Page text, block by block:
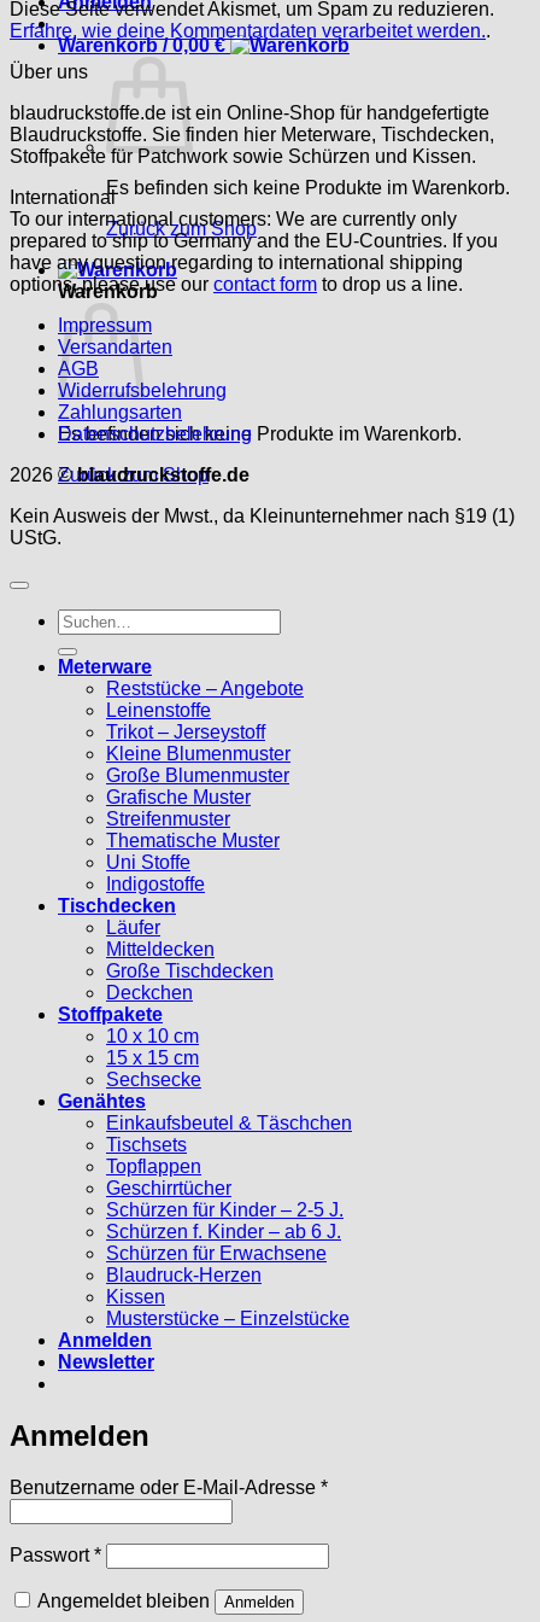
Warenkorb /0,00€
Es befinden sich keine Produkte im Warenkorb.
Zurück zum Shop
Warenkorb
Es befinden sich keine Produkte im Warenkorb.
Zurück zum Shop
Diese Seite verwendet Akismet, um Spam zu reduzieren.
Erfahre, wie deine Kommentardaten verarbeitet werden..
Über uns
blaudruckstoffe.de ist ein Online-Shop für handgefertigte
Blaudruckstoffe. Sie finden hier Meterware, Tischdecken,
Stoffpakete für Patchwork sowie Schürzen und Kissen.
International
To our international customers: We are currently only
prepared to ship to Germany and the EU-Countries. If you
have any question regarding to international shipping
options, please use our contact form to drop us a line.
Impressum
Versandarten
AGB
Widerrufsbelehrung
Zahlungsarten
Datenschutzbelehrung
2026 ©blaudruckstoffe.de
Kein Ausweis der Mwst., da Kleinunternehmer nach §19 (1)
UStG.
Suche
nach:
Meterware
Reststücke – Angebote
Leinenstoffe
Trikot – Jerseystoff
Kleine Blumenmuster
Große Blumenmuster
Grafische Muster
Streifenmuster
Thematische Muster
Uni Stoffe
Indigostoffe
Tischdecken
Läufer
Mitteldecken
Große Tischdecken
Deckchen
Stoffpakete
10 x 10 cm
15 x 15 cm
Sechsecke
Genähtes
Einkaufsbeutel & Täschchen
Tischsets
Topflappen
Geschirrtücher
Schürzen für Kinder – 2-5 J.
Schürzen f. Kinder – ab 6 J.
Schürzen für Erwachsene
Blaudruck-Herzen
Kissen
Musterstücke – Einzelstücke
Anmelden
Newsletter
Anmelden
Benutzername oder E-Mail-Adresse *Erforderlich
Passwort*Erforderlich
Angemeldet bleiben Anmelden